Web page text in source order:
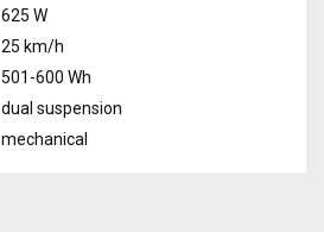
625 W
25 km/h
501-600 Wh
dual suspension
mechanical